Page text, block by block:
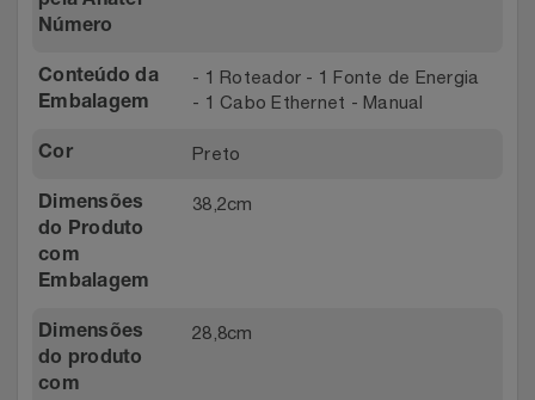
Número
Conteúdo da
Embalagem
- 1 Roteador - 1 Fonte de Energia
- 1 Cabo Ethernet - Manual
Cor Preto
Dimensões
do Produto
com
Embalagem
38,2cm
Dimensões
do produto
com
28,8cm